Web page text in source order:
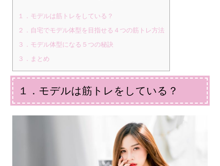
１．モデルは筋トレをしている？
２．自宅でモデル体型を目指せる４つの筋トレ方法
３．モデル体型になる５つの秘訣
３．まとめ
１．モデルは筋トレをしている？